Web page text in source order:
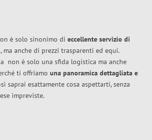
è solo sinonimo di eccellente servizio di
, ma anche di prezzi trasparenti ed equi.
non è solo una sfida logistica ma anche
ti offriamo una panoramica dettagliata e
saprai esattamente cosa aspettarti, senza
impreviste.